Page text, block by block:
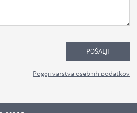
POŠALJI
Pogoji varstva osebnih podatkov